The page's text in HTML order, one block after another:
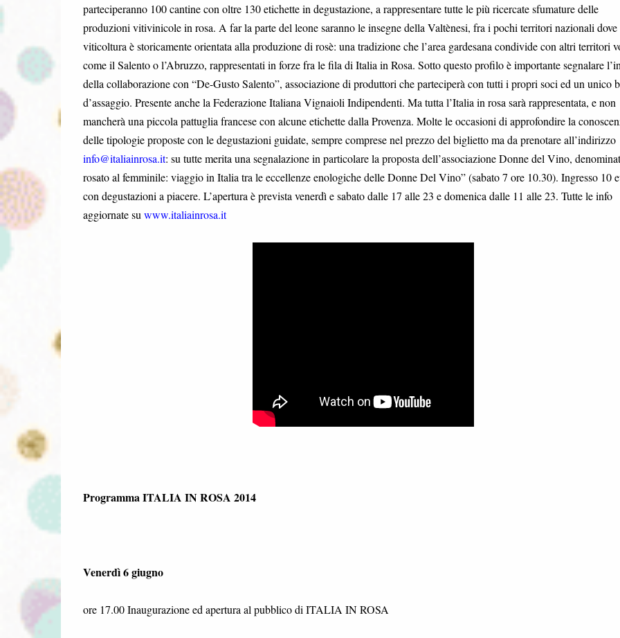
parteciperanno 100 cantine con oltre 130 etichette in degustazione, a rappresentare tutte le più ricercate sfumature delle
produzioni vitivinicole in rosa. A far la parte del leone saranno le insegne della Valtènesi, fra i pochi territori nazionali dove
viticoltura è storicamente orientata alla produzione di rosè: una tradizione che l’area gardesana condivide con altri territori
come il Salento o l’Abruzzo, rappresentati in forze fra le fila di Italia in Rosa. Sotto questo profilo è importante segnalare
della collaborazione con “De-Gusto Salento”, associazione di produttori che parteciperà con tutti i propri soci ed un unico
d’assaggio. Presente anche la Federazione Italiana Vignaioli Indipendenti. Ma tutta l’Italia in rosa sarà rappresentata, e non
mancherà una piccola pattuglia francese con alcune etichette dalla Provenza. Molte le occasioni di approfondire la
delle tipologie proposte con le degustazioni guidate, sempre comprese nel prezzo del biglietto ma da prenotare all’indirizzo
info@italiainrosa.it: su tutte merita una segnalazione in particolare la proposta dell’associazione Donne del Vino,
rosato al femminile: viaggio in Italia tra le eccellenze enologiche delle Donne Del Vino” (sabato 7 ore 10.30). Ingresso 10
con degustazioni a piacere. L’apertura è prevista venerdì e sabato dalle 17 alle 23 e domenica dalle 11 alle 23. Tutte le info
aggiornate su www.italiainrosa.it
Programma ITALIA IN ROSA 2014
Venerdì 6 giugno
ore 17.00 Inaugurazione ed apertura al pubblico di ITALIA IN ROSA